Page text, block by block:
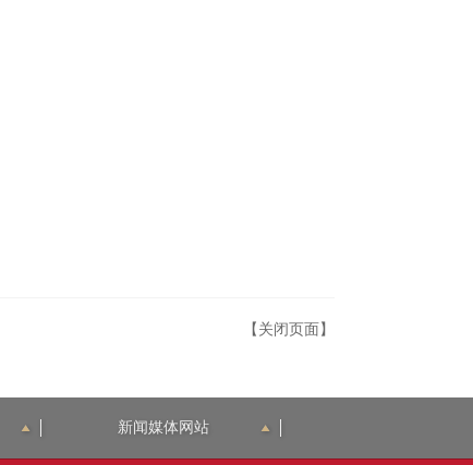
【关闭页面】
新闻媒体网站